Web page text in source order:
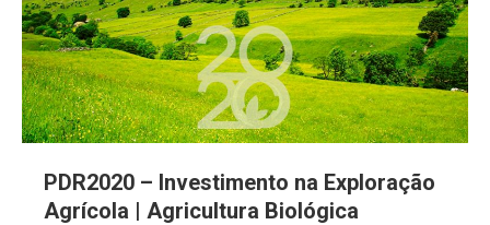
PDR2020 – Investimento na Exploração
Agrícola | Agricultura Biológica